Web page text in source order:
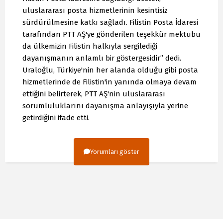
uluslararası posta hizmetlerinin kesintisiz
sürdürülmesine katkı sağladı. Filistin Posta İdaresi
tarafından PTT AŞ'ye gönderilen teşekkür mektubu
da ülkemizin Filistin halkıyla sergilediği
dayanışmanın anlamlı bir göstergesidir” dedi.
Uraloğlu, Türkiye'nin her alanda olduğu gibi posta
hizmetlerinde de Filistin'in yanında olmaya devam
ettiğini belirterek, PTT AŞ'nin uluslararası
sorumluluklarını dayanışma anlayışıyla yerine
getirdiğini ifade etti.
Yorumları göster